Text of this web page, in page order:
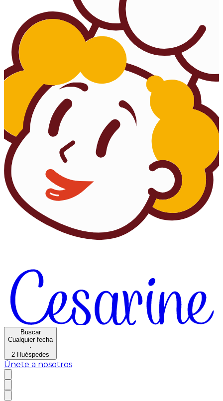
Buscar
Cualquier fecha
·
2 Huéspedes
Únete a nosotros